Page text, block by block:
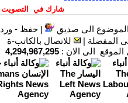
الى صديق |حفظ - ورد
المفضلة |
للاتصال بالكاتب-ة
الى الان : 4,294,967,295